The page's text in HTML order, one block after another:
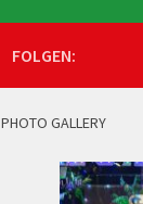
FOLGEN:
PHOTO GALLERY